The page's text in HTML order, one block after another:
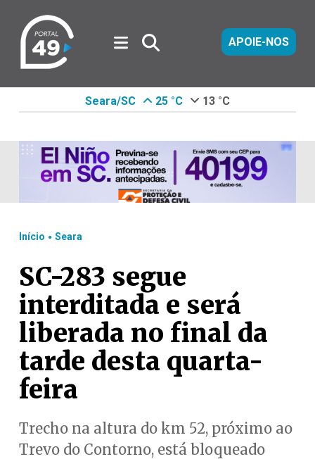
APOIE-NOS
Seara/SC 25 °C 13 °C
Início . Seara
SC-283 segue
interditada e será
liberada no final da
tarde desta quarta-
feira
Trecho na altura do km 52, próximo ao
Trevo do Contorno, está bloqueado